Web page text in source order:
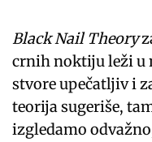
Black Nail Theory
crnih noktiju leži u
stvore upečatljiv i
teorija sugeriše,
izgledamo